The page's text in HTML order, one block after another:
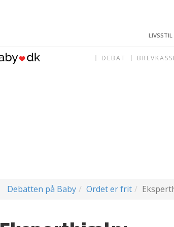
LIVSSTIL
DEBAT
Debatten på Baby Ordet er frit